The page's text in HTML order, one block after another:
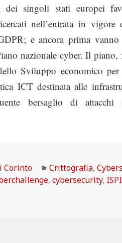
dei singoli stati europei
nell’entrata in
e ancora prima
nazionale cyber. Il piano,
Sviluppo economico per
ICT destinata alle
bersaglio di attacchi
appuntamenti della comunità
Corinto Categorie
Crittografia,
,cybersecurity, ISPI